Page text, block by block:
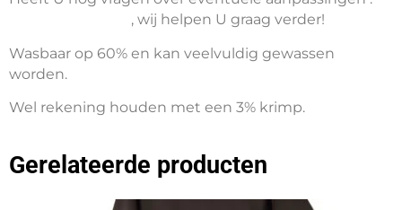
, wij helpen U graag verder!
Wasbaar op 60% en kan veelvuldig gewassen
worden.
Wel rekening houden met een 3% krimp.
Gerelateerde producten